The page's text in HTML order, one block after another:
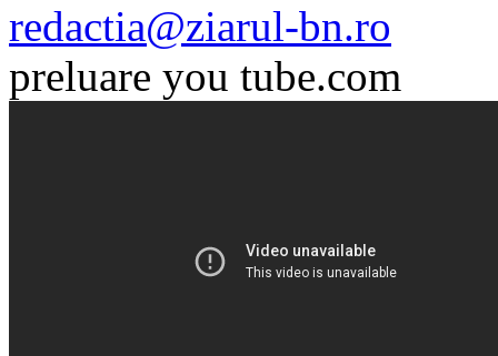
redactia@ziarul-bn.ro
preluare you tube.com